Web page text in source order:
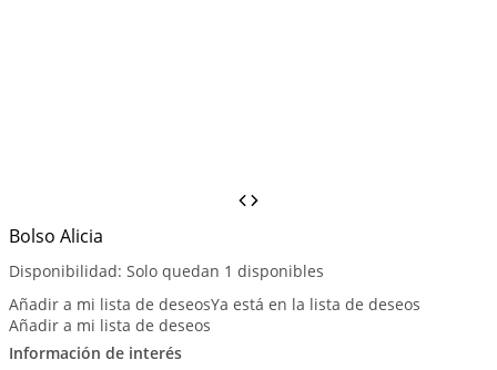
Bolso Alicia
Disponibilidad: Solo quedan 1 disponibles
Añadir a mi lista de deseosYa está en la lista de deseos
Añadir a mi lista de deseos
Información de interés